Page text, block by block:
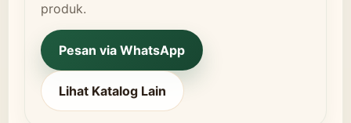
produk.
Pesan via WhatsApp
Lihat Katalog Lain